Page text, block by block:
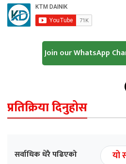
Join our WhatsApp
प्रतिक्रिया दिनुहोस
सर्वाधिक धेरै पढिएको
यो